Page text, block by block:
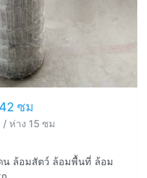
ซม
/ ห่าง 15 ซม
น ล้อมสัตว์ ล้อมพื้นที่ ล้อม